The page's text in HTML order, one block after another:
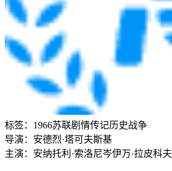
标签： 1966苏联剧情传记历史战争
导演： 安德烈·塔可夫斯基
主演： 安纳托利·索洛尼岑伊万·拉皮科夫